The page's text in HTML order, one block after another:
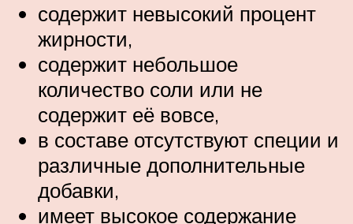
содержит невысокий процент
жирности,
содержит небольшое
количество соли или не
содержит её вовсе,
в составе отсутствуют специи и
различные дополнительные
добавки,
имеет высокое содержание